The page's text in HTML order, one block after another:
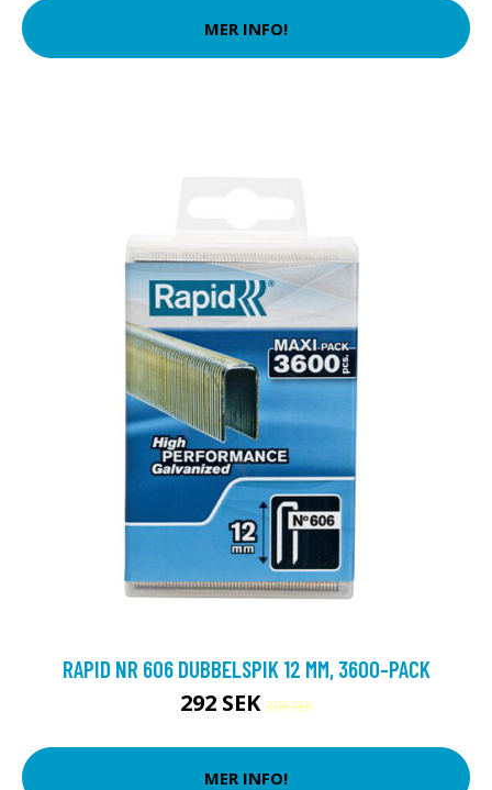
MER INFO!
RAPID NR 606 DUBBELSPIK 12 MM, 3600-PACK
292 SEK308 SEK
MER INFO!